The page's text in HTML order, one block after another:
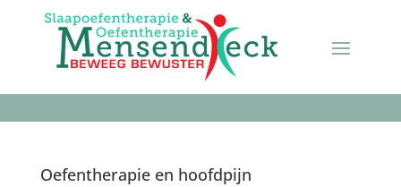
Oefentherapie en hoofdpijn